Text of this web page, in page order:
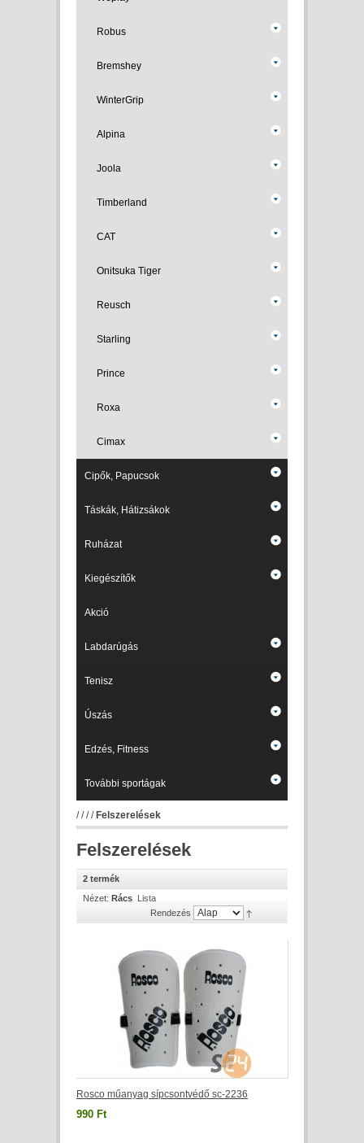
Robus
Bremshey
WinterGrip
Alpina
Joola
Timberland
CAT
Onitsuka Tiger
Reusch
Starling
Prince
Roxa
Cimax
Cipők, Papucsok
Táskák, Hátizsákok
Ruházat
Kiegészítők
Akció
Labdarúgás
Tenisz
Úszás
Edzés, Fitness
További sportágak
//// Felszerelések
Felszerelések
2 termék
Nézet: Rács Lista
Rendezés
Rosco műanyag sípcsontvédő sc-2236
990 Ft